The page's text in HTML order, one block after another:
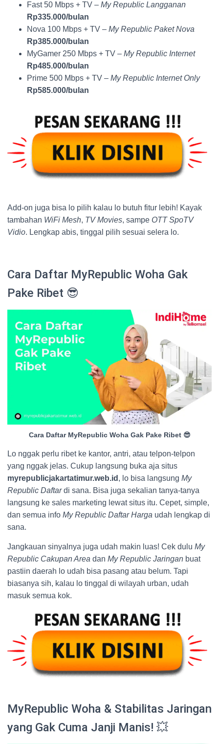
Fast 50 Mbps + TV – My Republic Langganan
Rp335.000/bulan
Nova 100 Mbps + TV – My Republic Paket Nova
Rp385.000/bulan
MyGamer 250 Mbps + TV – My Republic Internet
Rp485.000/bulan
Prime 500 Mbps + TV – My Republic Internet Only
Rp585.000/bulan
Add-on juga bisa lo pilih kalau lo butuh fitur lebih! Kayak
tambahan WiFi Mesh, TV Movies, sampe OTT SpoTV
Vidio. Lengkap abis, tinggal pilih sesuai selera lo.
Cara Daftar MyRepublic Woha Gak
Pake Ribet 😎
Cara Daftar MyRepublic Woha Gak Pake Ribet 😎
Lo nggak perlu ribet ke kantor, antri, atau telpon-telpon
yang nggak jelas. Cukup langsung buka aja situs
myrepublicjakartatimur.web.id , lo bisa langsung My
Republic Daftardi sana. Bisa juga sekalian tanya-tanya
langsung ke sales marketing lewat situs itu. Cepet, simple,
dan semua info My Republic Daftar Harga udah lengkap di
sana.
Jangkauan sinyalnya juga udah makin luas! Cek dulu My
Republic Cakupan Area dan My Republic Jaringan buat
pastiin daerah lo udah bisa pasang atau belum. Tapi
biasanya sih, kalau lo tinggal di wilayah urban, udah
masuk semua kok.
MyRepublic Woha & Stabilitas Jaringan
yang Gak Cuma Janji Manis! 💥